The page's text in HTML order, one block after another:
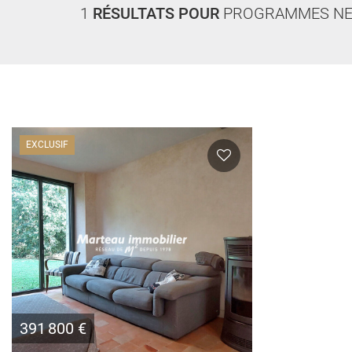
1 RÉSULTATS POUR PROGRAMMES
EXCLUSIF
391 800 €